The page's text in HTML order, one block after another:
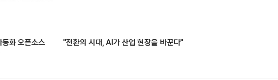
동화 오픈소스
"전환의 시대, AI가 산업 현장을 바꾼다"